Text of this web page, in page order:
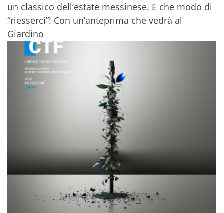
un classico dell’estate messinese. E che modo di
“riesserci”! Con un’anteprima che vedrà al
Giardino